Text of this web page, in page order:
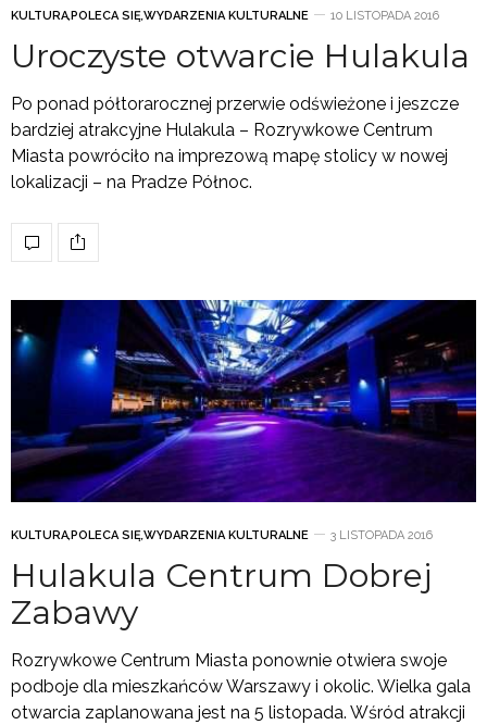
KULTURA,POLECA SIĘ,WYDARZENIA KULTURALNE 10 LISTOPADA 2016
Uroczyste otwarcie Hulakula
Po ponad półtorarocznej przerwie odświeżone i jeszcze
bardziej atrakcyjne Hulakula – Rozrywkowe Centrum
Miasta powróciło na imprezową mapę stolicy w nowej
lokalizacji – na Pradze Północ.
KULTURA,POLECA SIĘ,WYDARZENIA KULTURALNE 3 LISTOPADA 2016
Hulakula Centrum Dobrej
Zabawy
Rozrywkowe Centrum Miasta ponownie otwiera swoje
podboje dla mieszkańców Warszawy i okolic. Wielka gala
otwarcia zaplanowana jest na 5 listopada. Wśród atrakcji